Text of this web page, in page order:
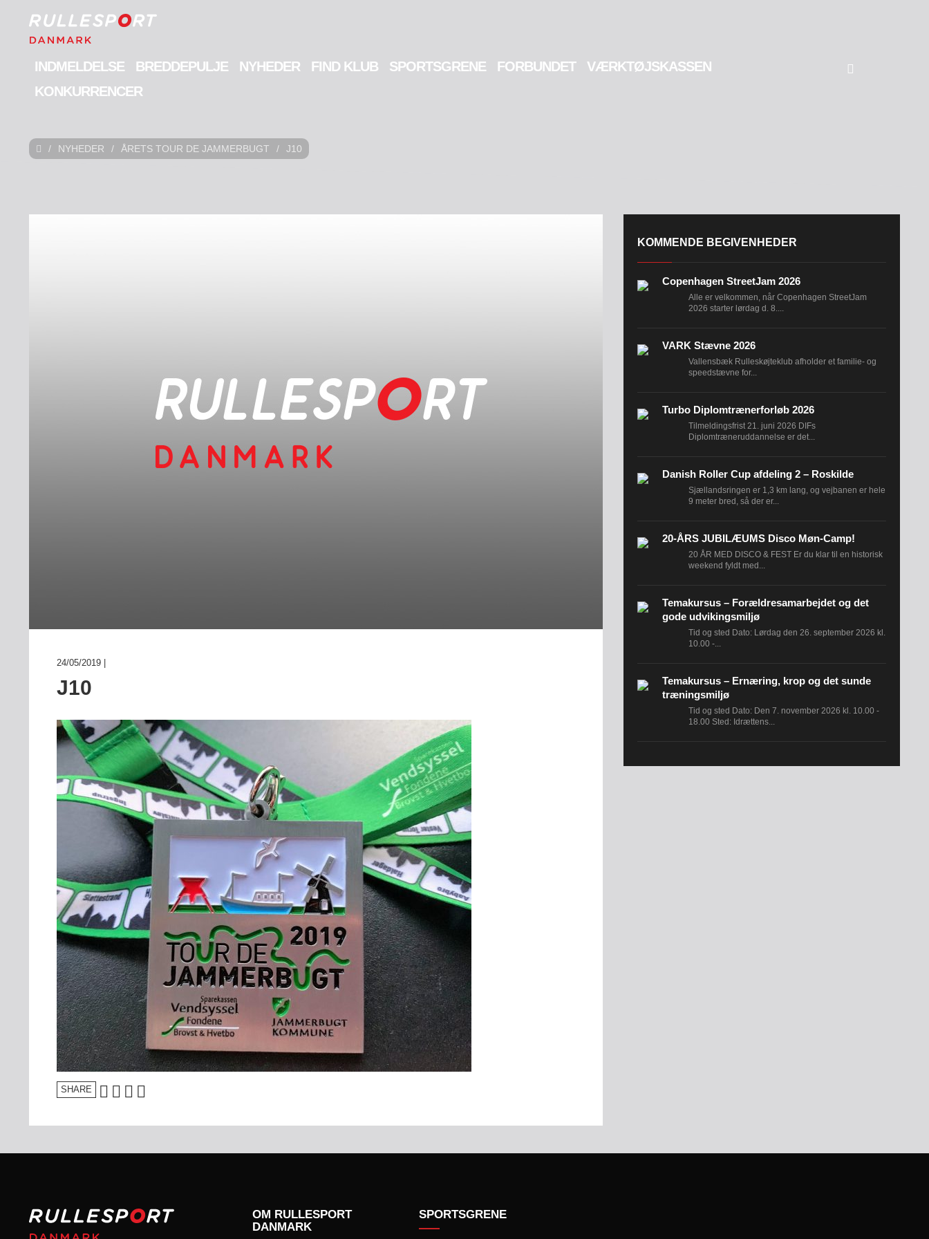
INDMELDELSE BREDDEPULJE NYHEDER FIND KLUB SPORTSGRENE FORBUNDET
VÆRKTØJSKASSEN
KONKURRENCER
/ NYHEDER / ÅRETS TOUR DE JAMMERBUGT / J10
BREDDEPULJE
FIND KLUB
SPORTSGRENE
FORBUNDET
VÆRKTØJSKASSEN
KONKURRENCER
24/05/2019 |
J10
SHARE
KOMMENDE BEGIVENHEDER
Copenhagen StreetJam 2026
Alle er velkommen, når Copenhagen StreetJam
2026 starter lørdag d. 8....
VARK Stævne 2026
Vallensbæk Rulleskøjteklub afholder et familie- og
speedstævne for...
Turbo Diplomtrænerforløb 2026
Tilmeldingsfrist 21. juni 2026 DIFs
Diplomtræneruddannelse er det...
Danish Roller Cup afdeling 2 – Roskilde
Sjællandsringen er 1,3 km lang, og vejbanen er hele
9 meter bred, så der er...
20-ÅRS JUBILÆUMS Disco Møn-Camp!
20 ÅR MED DISCO & FEST Er du klar til en historisk
weekend fyldt med...
Temakursus – Forældresamarbejdet og det
gode udvikingsmiljø
Tid og sted Dato: Lørdag den 26. september 2026 kl.
10.00 -...
Temakursus – Ernæring, krop og det sunde
træningsmiljø
Tid og sted Dato: Den 7. november 2026 kl. 10.00 -
18.00 Sted: Idrættens...
OM RULLESPORT
DANMARK
SPORTSGRENE